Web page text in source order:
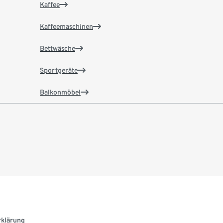
Kaffee
Kaffeemaschinen
Bettwäsche
Sportgeräte
Balkonmöbel